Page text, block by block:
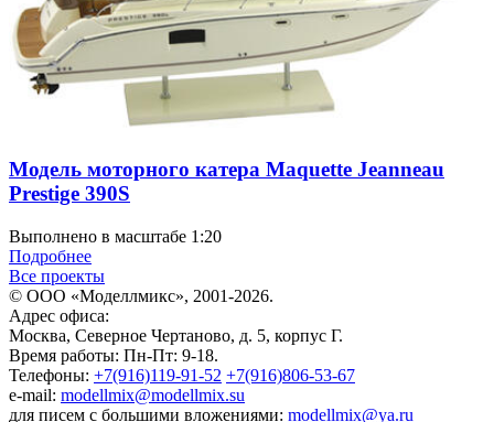
Модель моторного катера Maquette Jeanneau
Prestige 390S
Выполнено в масштабе 1:20
Подробнее
Все проекты
© ООО «Моделлмикс», 2001-2026.
Адрес офиса:
Москва, Северное Чертаново, д. 5, корпус Г.
Время работы: Пн-Пт: 9-18.
Телефоны: +7(916)119-91-52 +7(916)806-53-67
e-mail: modellmix@modellmix.su
для писем с большими вложениями: modellmix@ya.ru